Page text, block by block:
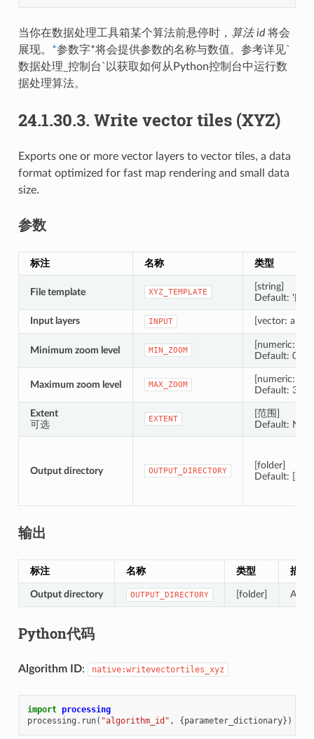
当你在数据处理工具箱某个算法前悬停时， 算法 id将会
展现。 *参数字*将会提供参数的名称与数值。参考详见`
数据处理_控制台`以获取如何从Python控制台中运行数
据处理算法。
24.1.30.3. Write vector tiles (XYZ)
Exports one or more vector layers to vector tiles, a data
format optimized for fast map rendering and small data
size.
参数
标注 名称 类型
File template XYZ_TEMPLATE
[string]
Default: '{z}/
Input layers INPUT [vector: any]
Minimum zoom level MIN_ZOOM
[numeric:
Default: 0
Maximum zoom level MAX_ZOOM
[numeric:
Default: 3
Extent
可选
EXTENT
[范围]
Default: Not
Output directory OUTPUT_DIRECTORY
[folder]
Default:
输出
标注 名称 类型 描述
Output directory OUTPUT_DIRECTORY [folder] A
Python代码
Algorithm ID: native:writevectortiles_xyz
import processing
processing . run( "algorithm_id" , {parameter_dictionary})